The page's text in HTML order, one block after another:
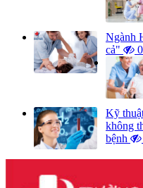
Ngành
cả"
Kỹ
không
bệnh